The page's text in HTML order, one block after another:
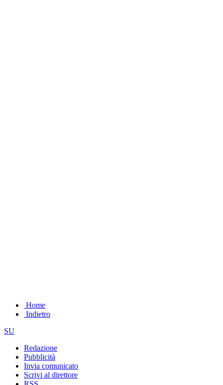
Home
Indietro
SU
Redazione
Pubblicità
Invia comunicato
Scrivi al direttore